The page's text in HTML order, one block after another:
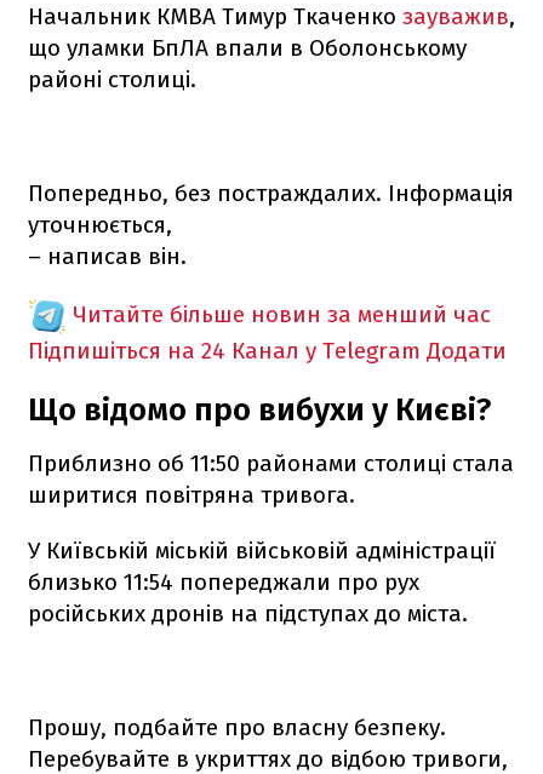
Начальник КМВА Тимур Ткаченко зауважив,
що уламки БпЛА впали в Оболонському
районі столиці.
Попередньо, без постраждалих. Інформація
уточнюється,
– написав він.
Читайте більше новин за менший час
Підпишіться на 24 Канал у Telegram Додати
Що відомо про вибухи у Києві?
Приблизно об 11:50 районами столиці стала
ширитися повітряна тривога.
У Київській міській військовій адміністрації
близько 11:54 попереджали про рух
російських дронів на підступах до міста.
Прошу, подбайте про власну безпеку.
Перебувайте в укриттях до відбою тривоги,